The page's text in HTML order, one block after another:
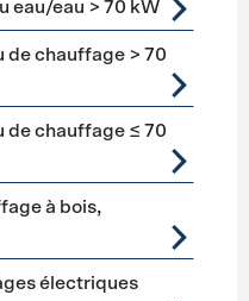
eau/eau > 70 kW
de chauffage > 70
de chauffage ≤ 70
à bois,
électriques